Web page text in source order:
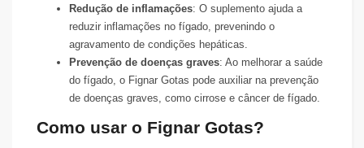
Redução de inflamações: O suplemento ajuda a
reduzir inflamações no fígado, prevenindo o
agravamento de condições hepáticas.
Prevenção de doenças graves: Ao melhorar a saúde
do fígado, o Fignar Gotas pode auxiliar na prevenção
de doenças graves, como cirrose e câncer de fígado.
Como usar o Fignar Gotas?